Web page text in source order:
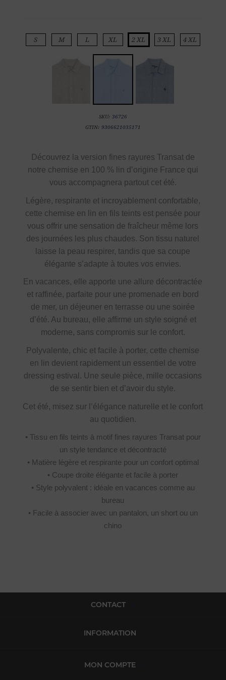
S M L XL 2 XL 3 XL 4 XL
SKU: 36726
GTIN: 9306621035171
Découvrez la version fines rayures Transat de
notre chemise en 100 % lin d’origine France qui
vous accompagnera partout cet été.
Légère, respirante et incroyablement confortable,
cette chemise en lin en fils teints est pensée pour
vous offrir une sensation de fraîcheur même lors
des journées les plus chaudes. Son tissu naturel
laisse la peau respirer, tandis que sa coupe
élégante s’adapte à toutes vos envies.
En vacances, elle apporte une allure décontractée
et raffinée, parfaite pour une promenade en bord
de mer, un déjeuner en terrasse ou une soirée
d’été. Au bureau, elle affirme un style soigné et
moderne, sans compromis sur le confort.
Polyvalente, chic et facile à porter, cette chemise
en lin devient rapidement un essentiel de votre
dressing estival. Une seule pièce, mille occasions
de se sentir bien et d’avoir du style.
Cet été, misez sur l’élégance naturelle et le confort
au quotidien.
• Tissu en fils teints à motif fines rayures Transat pour
un style tendance et décontracté
• Matière légère et respirante pour un confort optimal
• Coupe droite élégante et facile à porter
• Style polyvalent : idéale en vacances comme au
bureau
• Facile à associer avec un pantalon, un short ou un
chino
CONTACT
INFORMATION
MON COMPTE